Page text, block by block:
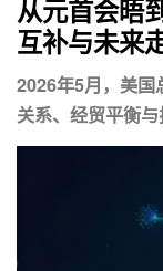
从元首会晤
互补与未来
2026年5月，美国
关系、经贸平衡